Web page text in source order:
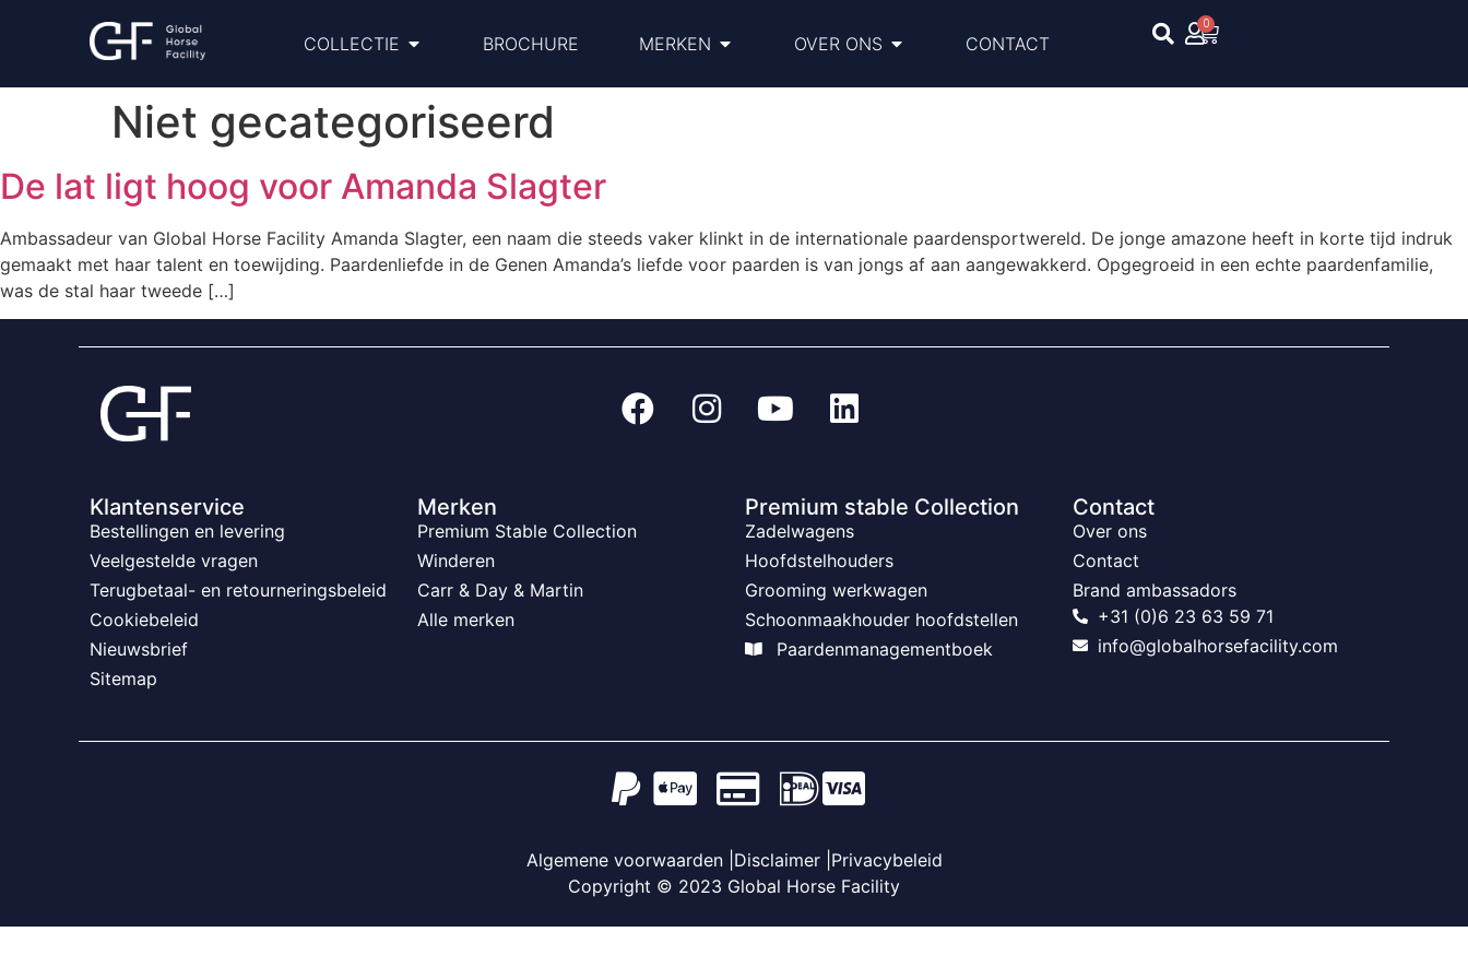
COLLECTIE BROCHURE MERKEN OVER ONS CONTACT
0
Niet gecategoriseerd
De lat ligt hoog voor Amanda Slagter
Ambassadeur van Global Horse Facility Amanda Slagter, een naam die steeds vaker klinkt in de internationale paardensportwereld. De jonge amazone heeft in korte tijd indruk
gemaakt met haar talent en toewijding. Paardenliefde in de Genen Amanda’s liefde voor paarden is van jongs af aan aangewakkerd. Opgegroeid in een echte paardenfamilie,
was de stal haar tweede […]
Klantenservice
Bestellingen en levering
Veelgestelde vragen
Terugbetaal- en retourneringsbeleid
Cookiebeleid
Nieuwsbrief
Sitemap
Merken
Premium Stable Collection
Winderen
Carr & Day & Martin
Alle merken
Premium stable Collection
Zadelwagens
Hoofdstelhouders
Grooming werkwagen
Schoonmaakhouder hoofdstellen
Paardenmanagementboek
Contact
Over ons
Contact
Brand ambassadors
+31 (0)6 23 63 59 71
info@globalhorsefacility.com
Algemene voorwaarden | Disclaimer | Privacybeleid
Copyright © 2023 Global Horse Facility